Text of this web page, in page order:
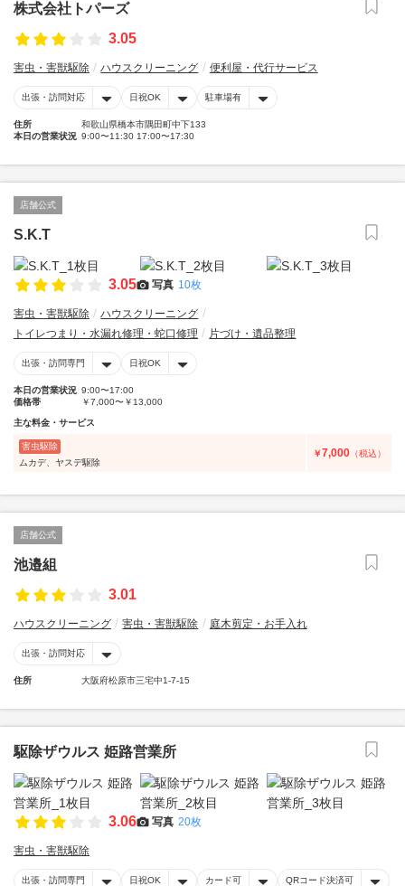
株式会社トパーズ
3.05
害虫・害獣駆除 ハウスクリーニング 便利屋・代行サービス
出張・訪問対応 日祝OK 駐車場有
住所
和歌山県橋本市隅田町中下133
本日の営業状況 9:00〜11:30 17:00〜17:30
店舗公式
S.K.T
3.05 写真 10枚
害虫・害獣駆除
ハウスクリーニング
トイレつまり・水漏れ修理・蛇口修理
片づけ・遺品整理
出張・訪問専門 日祝OK
本日の営業状況 9:00〜17:00
価格帯
￥7,000〜￥13,000
主な料金・サービス
害虫駆除
ムカデ、ヤスデ駆除
￥7,000 （税込）
店舗公式
池邉組
3.01
ハウスクリーニング 害虫・害獣駆除 庭木剪定・お手入れ
出張・訪問対応
住所 大阪府松原市三宅中1-7-15
駆除ザウルス 姫路営業所
3.06 写真 20枚
害虫・害獣駆除
出張・訪問専門 日祝OK カード可 QRコード決済可